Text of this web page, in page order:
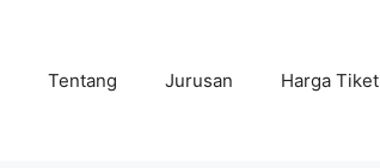
Tentang Jurusan Harga Tiket